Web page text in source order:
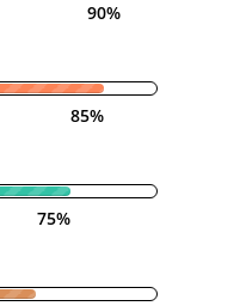
90%
85%
75%